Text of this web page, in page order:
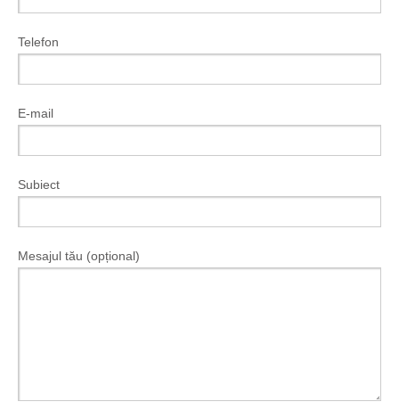
Telefon
E-mail
Subiect
Mesajul tău (opțional)